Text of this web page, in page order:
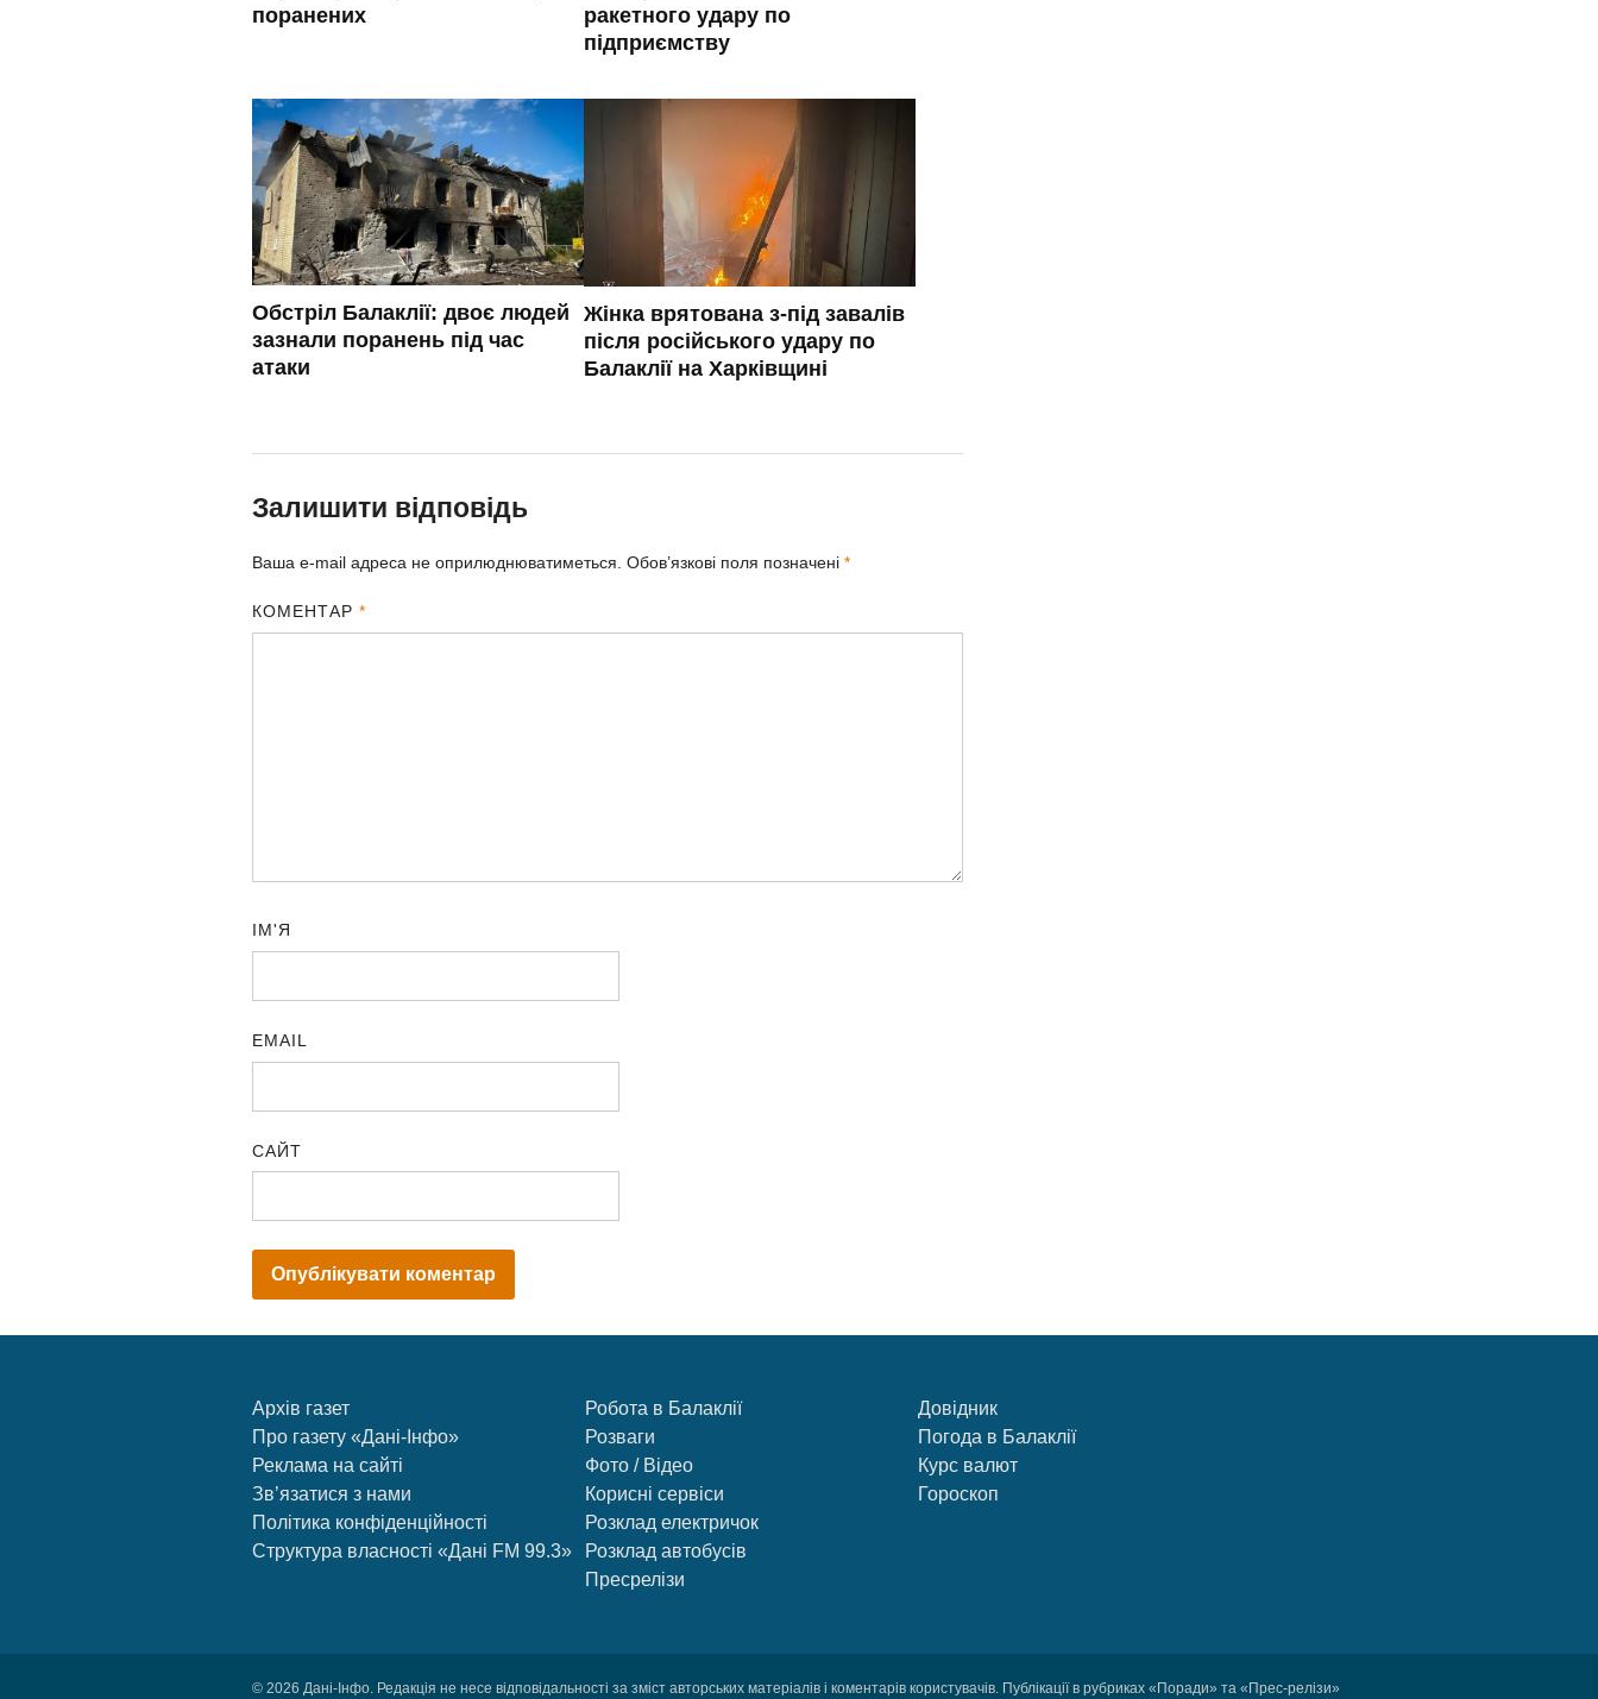
поранених
ракетного удару по
підприємству
Обстріл Балаклії: двоє людей
зазнали поранень під час
атаки
Жінка врятована з-під завалів
після російського удару по
Балаклії на Харківщині
Залишити відповідь
Ваша e-mail адреса не оприлюднюватиметься. Обов’язкові поля позначені *
КОМЕНТАР*
ІМ'Я
EMAIL
САЙТ
Архів газет
Про газету «Дані-Інфо»
Реклама на сайті
Зв’язатися з нами
Політика конфіденційності
Структура власності «Дані FM 99.3»
Робота в Балаклії
Розваги
Фото / Відео
Корисні сервіси
Розклад електричок
Розклад автобусів
Пресрелізи
Довідник
Погода в Балаклії
Курс валют
Гороскоп
© 2026 Дані-Інфо. Редакція не несе відповідальності за зміст авторських матеріалів і коментарів користувачів. Публікації в рубриках «Поради» та «Прес-релізи»